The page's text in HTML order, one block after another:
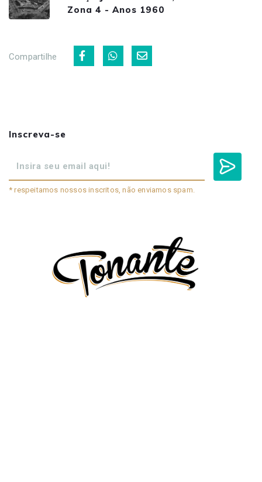
Zona 4 - Anos 1960
Compartilhe
Inscreva-se
* respeitamos nossos inscritos, não enviamos spam.